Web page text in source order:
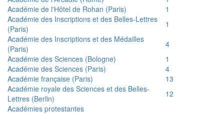
Académie de l'Hôtel de Rohan (Paris)
1
Académie des Inscriptions et des Belles-Lettres
(Paris)
1
Académie des Inscriptions et des Médailles
(Paris)
4
Académie des Sciences (Bologne)
1
Académie des Sciences (Paris)
4
Académie française (Paris)
13
Académie royale des Sciences et des Belles-
Lettres (Berlin)
12
Académies protestantes